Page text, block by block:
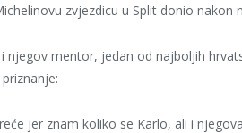
zvjezdicu u Split donio nakon
njegov mentor, jedan od najboljih
jer znam koliko se Karlo, ali i